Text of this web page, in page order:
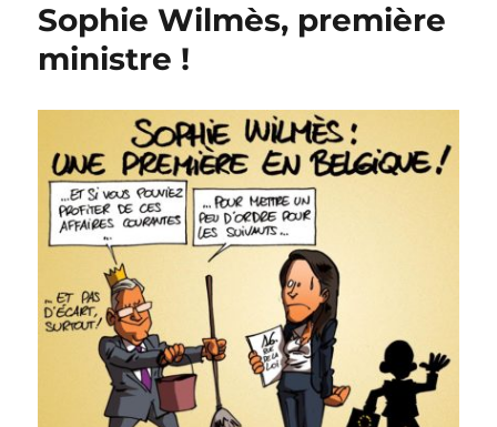
psy
Sophie Wilmès, première
ministre !